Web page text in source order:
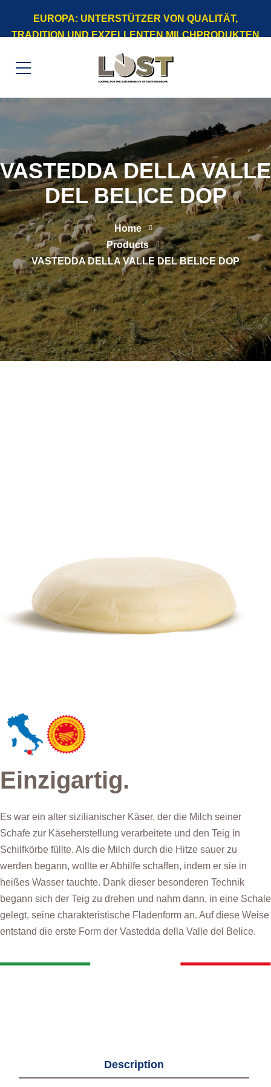
EUROPA: UNTERSTÜTZER VON QUALITÄT,
TRADITION UND EXZELLENTEN MILCHPRODUKTEN
VASTEDDA DELLA VALLE
DEL BELICE DOP
Home
Products
VASTEDDA DELLA VALLE DEL BELICE DOP
Einzigartig.
Es war ein alter sizilianischer Käser, der die Milch seiner
Schafe zur Käseherstellung verarbeitete und den Teig in
Schilfkörbe füllte. Als die Milch durch die Hitze sauer zu
werden begann, wollte er Abhilfe schaffen, indem er sie in
heißes Wasser tauchte. Dank dieser besonderen Technik
begann sich der Teig zu drehen und nahm dann, in eine Schale
gelegt, seine charakteristische Fladenform an. Auf diese Weise
entstand die erste Form der Vastedda della Valle del Belice.
Description